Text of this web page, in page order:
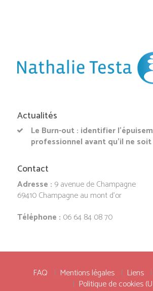
Actualités
Le Burn-out : identifier
professionnel avant qu’il ne
Contact
Adresse : 9 avenue de Champagne
69410 Champagne au mont d’or
Téléphone : 06 64 84 08 70
FAQ Mentions légales Liens
Politique de cookies